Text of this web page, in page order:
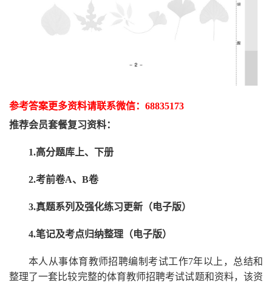
参考答案更多资料请联系微信： 68835173
推荐会员套餐复习资料：
1.高分题库上、下册
2.考前卷A、B卷
3.真题系列及强化练习更新（电子版）
4.笔记及考点归纳整理（电子版）
本人从事体育教师招聘编制考试工作7年以上，总结和
整理了一套比较完整的体育教师招聘考试试题和资料，该资